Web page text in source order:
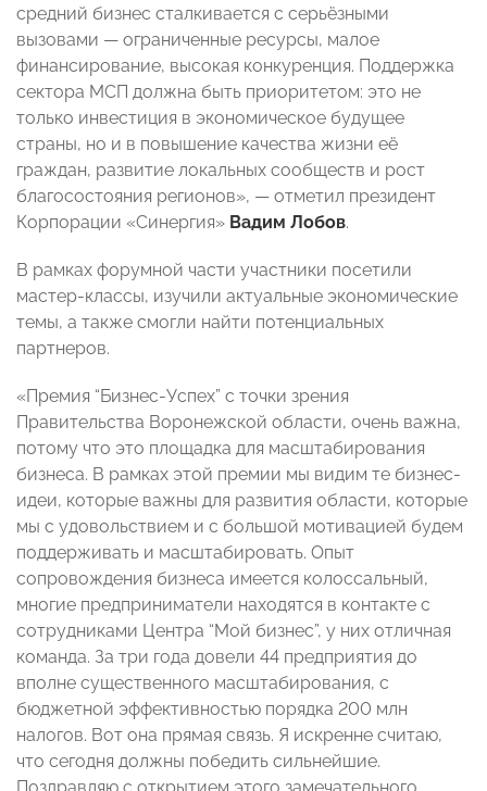
средний бизнес сталкивается с серьёзными
вызовами — ограниченные ресурсы, малое
финансирование, высокая конкуренция. Поддержка
сектора МСП должна быть приоритетом: это не
только инвестиция в экономическое будущее
страны, но и в повышение качества жизни её
граждан, развитие локальных сообществ и рост
благосостояния регионов», — отметил президент
Корпорации «Синергия» Вадим Лобов.
В рамках форумной части участники посетили
мастер-классы, изучили актуальные экономические
темы, а также смогли найти потенциальных
партнеров.
«Премия “Бизнес-Успех” с точки зрения
Правительства Воронежской области, очень важна,
потому что это площадка для масштабирования
бизнеса. В рамках этой премии мы видим те бизнес-
идеи, которые важны для развития области, которые
мы с удовольствием и с большой мотивацией будем
поддерживать и масштабировать. Опыт
сопровождения бизнеса имеется колоссальный,
многие предприниматели находятся в контакте с
сотрудниками Центра “Мой бизнес”, у них отличная
команда. За три года довели 44 предприятия до
вполне существенного масштабирования, с
бюджетной эффективностью порядка 200 млн
налогов. Вот она прямая связь. Я искренне считаю,
что сегодня должны победить сильнейшие.